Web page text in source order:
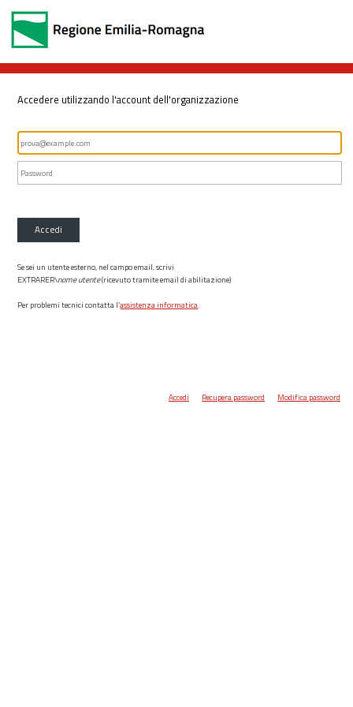
Accedere utilizzando l'account dell'organizzazione
Accedi
Se sei un utente esterno, nel campo email, scrivi
EXTRARER\nome utente(ricevuto tramite email di abilitazione)
Per problemi tecnici contatta l’assistenza informatica.
Accedi Recupera password Modifica password